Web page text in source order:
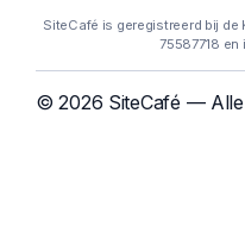
SiteCafé is geregistreerd bij
75587718 en
© 2026 SiteCafé —